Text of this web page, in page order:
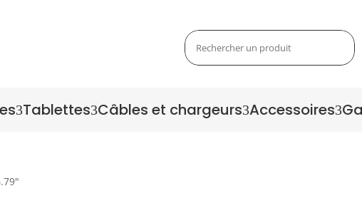
3Tablettes3Câbles et chargeurs3Accessoires3